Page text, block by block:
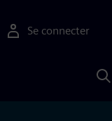
Se connecter